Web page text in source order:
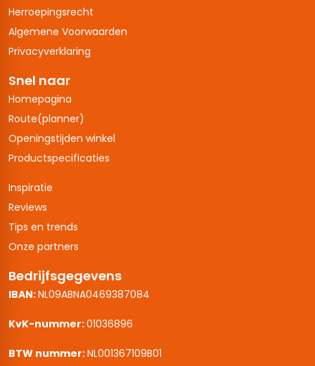
Herroepingsrecht
Algemene Voorwaarden
Privacyverklaring
Snel naar
Homepagina
Route(planner)
Openingstijden winkel
Productspecificaties
Inspiratie
Reviews
Tips en trends
Onze partners
Bedrijfsgegevens
IBAN:NL09ABNA0469387084
KvK-nummer:01036896
BTW nummer:NL001367109B01